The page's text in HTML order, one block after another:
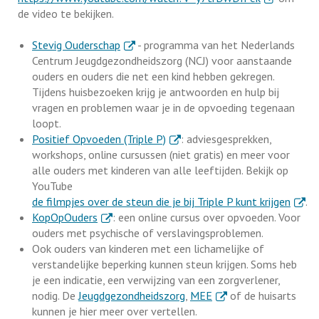
de video te bekijken.
Stevig Ouderschap . Externe link
- programma van het Nederlands
Centrum Jeugdgezondheidszorg (NCJ) voor aanstaande
ouders en ouders die net een kind hebben gekregen.
Tijdens huisbezoeken krijg je antwoorden en hulp bij
vragen en problemen waar je in de opvoeding tegenaan
loopt.
Positief Opvoeden (Triple P) . Externe link
: adviesgesprekken,
workshops, online cursussen (niet gratis) en meer voor
alle ouders met kinderen van alle leeftijden. Bekijk op
YouTube
de filmpjes over de steun die je bij Triple P kunt krijgen .
.
KopOpOuders . Externe link
: een online cursus over opvoeden. Voor
ouders met psychische of verslavingsproblemen.
Ook ouders van kinderen met een lichamelijke of
verstandelijke beperking kunnen steun krijgen. Soms heb
je een indicatie, een verwijzing van een zorgverlener,
nodig. DeJeugdgezondheidszorg MEE . Externe link
of de huisarts
kunnen je hier meer over vertellen.